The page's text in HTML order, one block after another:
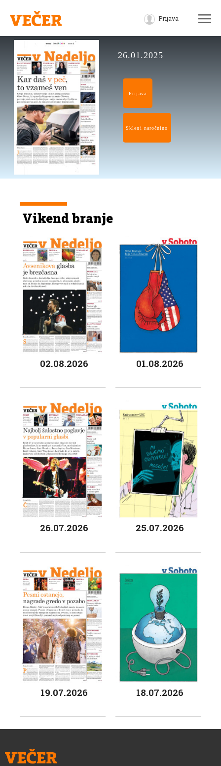
Prijava
26.01.2025
Prijava
Skleni naročnino
Vikend branje
02.08.2026 01.08.2026
26.07.2026 25.07.2026
19.07.2026 18.07.2026